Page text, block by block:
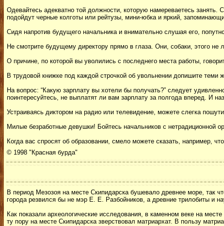
Одевайтесь адекватно той должности, которую намереваетесь
подойдут черные колготы или рейтузы, мини-юбка и яркий,
Сидя напротив будущего начальника и внимательно слушая его,
Не смотрите будущему директору прямо в глаза. Они, собаки, этого не
О причине, по которой вы уволились с последнего места работы,
В трудовой книжке под каждой строчкой об увольнении допишите
На вопрос: “Какую зарплату вы хотели бы получать?” следует
поинтересуйтесь, не выплатят ли вам зарплату за полгода вперед. И
Устраиваясь диктором на радио или телевидение, можете слегка
Милые безработные девушки! Бойтесь начальников с нетрадиционной
Когда вас спросят об образовании, смело можете сказать, например,
© 1998 "Красная бурда"
В период Мезозоя на месте Скипидарска бушевало древнее море, так
города резвился бы не мэр Е. Е. Разбойников, а древние трилобиты и
Как показали археологические исследования, в каменном веке на
ту пору на месте Скипидарска зверствовал матриархат. В пользу